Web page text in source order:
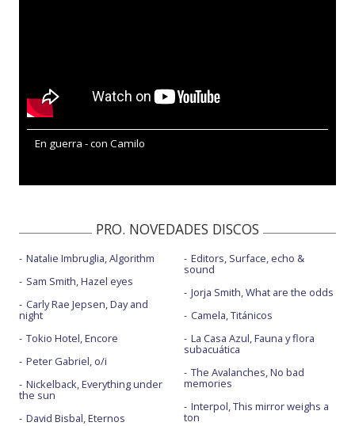
En guerra - con Camilo
PRO. NOVEDADES DISCOS
Natalie Imbruglia, Algorithm
Sam Smith, Hazel eyes
Carly Rae Jepsen, Day and
night
Tokio Hotel, Encore
Peter Gabriel, o/i
Nickelback, Everything under
the sun
David Bisbal, Eternos
Editors, Surface, echo &
sound
Jorja Smith, What are the odds
Camela, Titánicos
La Casa Azul, Fauna y flora
subacuática
The Avalanches, No bad
memories
Interpol, This mirror weighs a
ton